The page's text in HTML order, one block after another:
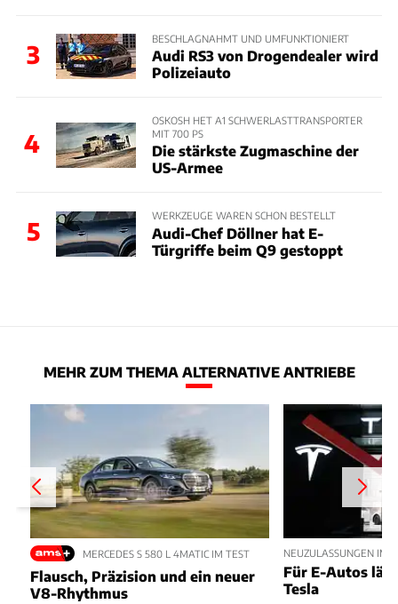
3
BESCHLAGNAHMT UND UMFUNKTIONIERT
Audi RS3 von Drogendealer wird
Polizeiauto
4
OSKOSH HET A1 SCHWERLASTTRANSPORTER
MIT 700 PS
Die stärkste Zugmaschine der
US-Armee
5
WERKZEUGE WAREN SCHON BESTELLT
Audi-Chef Döllner hat E-
Türgriffe beim Q9 gestoppt
MEHR ZUM THEMA ALTERNATIVE ANTRIEBE
MERCEDES S 580 L 4MATIC IM TEST
Flausch, Präzision und ein neuer
V8-Rhythmus
NEUZULASSUNGEN IM
Für E-Autos
Tesla